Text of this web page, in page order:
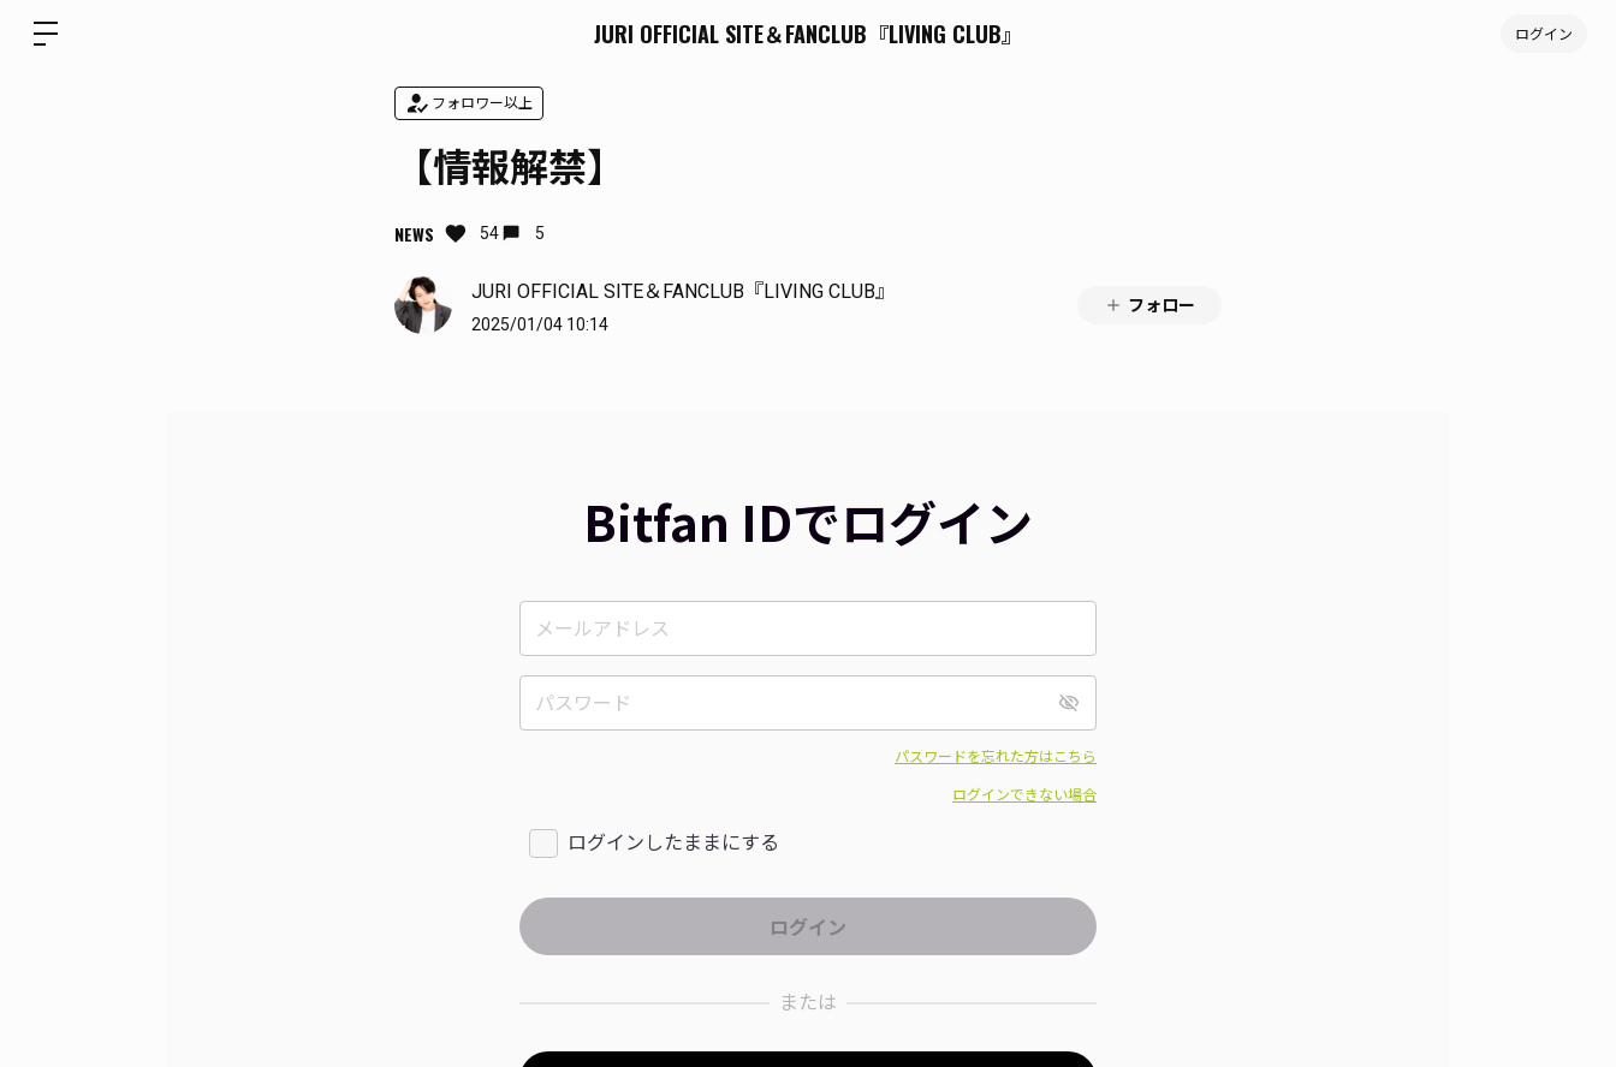
JURI OFFICIAL SITE＆FANCLUB『LIVING CLUB』 ログイン
フォロワー以上
【情報解禁】
NEWS 54 5
JURI OFFICIAL SITE＆FANCLUB『LIVING CLUB』
2025/01/04 10:14
フォロー
Bitfan IDでログイン
パスワードを忘れた方はこちら
ログインできない場合
ログインしたままにする
または